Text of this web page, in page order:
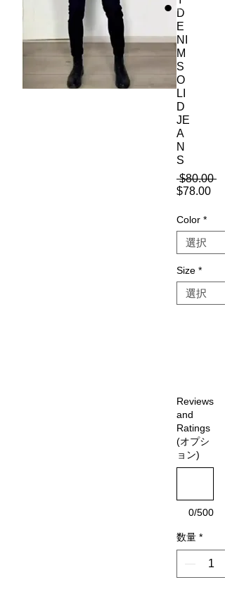
D
E
NI
M
S
O
LI
D
JE
A
N
S
$80.00 通
$78.00セ
価
Color *
Size *
Reviews
and
Ratings
(オプシ
ョン)
0/500
数量 *